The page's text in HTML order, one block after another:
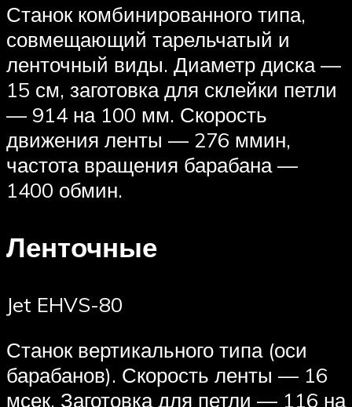
Станок комбинированного типа,
совмещающий тарельчатый и
ленточный виды. Диаметр диска —
15 см, заготовка для склейки петли
— 914 на 100 мм. Скорость
движения ленты — 276 ммин,
частота вращения барабана —
1400 обмин.
Ленточные
Jet EHVS-80
Станок вертикального типа (оси
барабанов). Скорость ленты — 16
мсек. Заготовка для петли — 116 на